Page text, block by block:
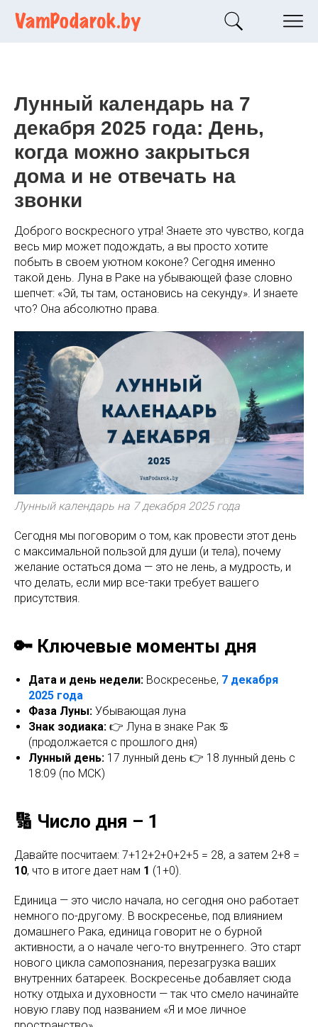
Лунный календарь на 7
декабря 2025 года: День,
когда можно закрыться
дома и не отвечать на
звонки
Доброго воскресного утра! Знаете это чувство, когда
весь мир может подождать, а вы просто хотите
побыть в своем уютном коконе? Сегодня именно
такой день. Луна в Раке на убывающей фазе словно
шепчет: «Эй, ты там, остановись на секунду». И знаете
что? Она абсолютно права.
Лунный календарь на 7 декабря 2025 года
Сегодня мы поговорим о том, как провести этот день
с максимальной пользой для души (и тела), почему
желание остаться дома — это не лень, а мудрость, и
что делать, если мир все-таки требует вашего
присутствия.
🔑 Ключевые моменты дня
Дата и день недели: Воскресенье, 7 декабря
2025 года
Фаза Луны: Убывающая луна
Знак зодиака: 👉 Луна в знаке Рак ♋
(продолжается с прошлого дня)
Лунный день: 17 лунный день 👉 18 лунный день с
18:09 (по МСК)
🔢 Число дня – 1
Давайте посчитаем: 7+12+2+0+2+5 = 28, а затем 2+8 =
10, что в итоге дает нам 1 (1+0).
Единица — это число начала, но сегодня оно работает
немного по-другому. В воскресенье, под влиянием
домашнего Рака, единица говорит не о бурной
активности, а о начале чего-то внутреннего. Это старт
нового цикла самопознания, перезагрузка ваших
внутренних батареек. Воскресенье добавляет сюда
нотку отдыха и духовности — так что смело начинайте
новую главу под названием «Я и мое личное